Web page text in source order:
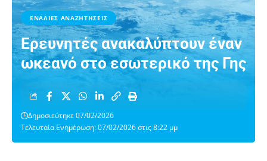
ΕΝΑΛΙΕΣ ΑΝΑΖΗΤΗΣΕΙΣ
Ερευνητές ανακαλύπτουν έναν
ωκεανό στο εσωτερικό της Γης
Τελευταία Ενημέρωση: 07/02/2026 στις 8:22 μμ
Δημοσιεύτηκε 07/02/2026